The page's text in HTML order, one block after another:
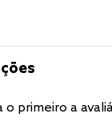
o primeiro a